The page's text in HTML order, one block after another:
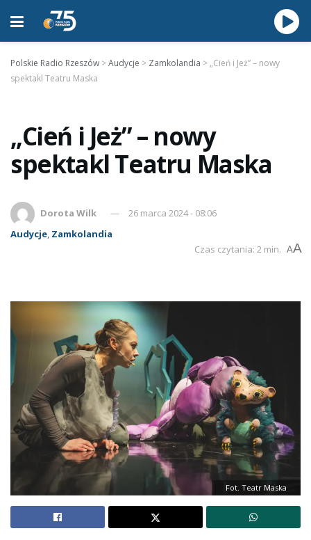
Polskie Radio Rzeszów >Audycje > Zamkolandia > „Cień i Jeż” – nowy
spektakl Teatru Maska
„Cień i Jeż” – nowy
spektakl Teatru Maska
Dorota Wilk
26 marca 2024 - 08:06
Audycje, Zamkolandia
Czas czytania: 2 min. AA
Fot. Teatr Maska